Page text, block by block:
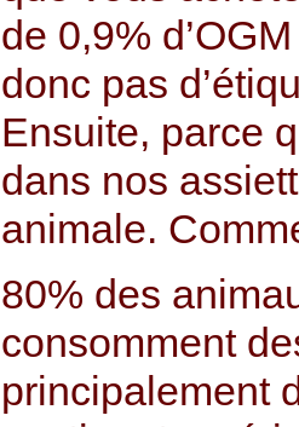
de 0,9%
donc pas
Ensuite, parce
dans nos
animale.
80% des
consomment
principalement